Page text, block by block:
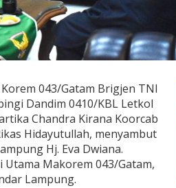
043/Gatam Brigjen TNI
Dandim 0410/KBL Letkol
Chandra Kirana Koorcab
Hidayutullah, menyambut
Hj. Eva Dwiana.
Makorem 043/Gatam,
Lampung.